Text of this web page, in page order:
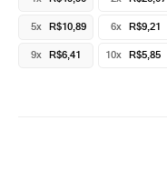
5x R$10,89 6x R$9,21
9x R$6,41 10x R$5,85